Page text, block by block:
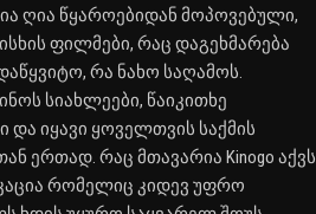
ღია წყაროებიდან მოპოვებული,
ფილმები, რაც დაგეხმარება
რა ნახო საღამოს.
სიახლეები, წაიკითხე
და იყავი ყოველთვის საქმის
ერთად. რაც მთავარია Kinogo აქვს
რომელიც კიდევ უფრო